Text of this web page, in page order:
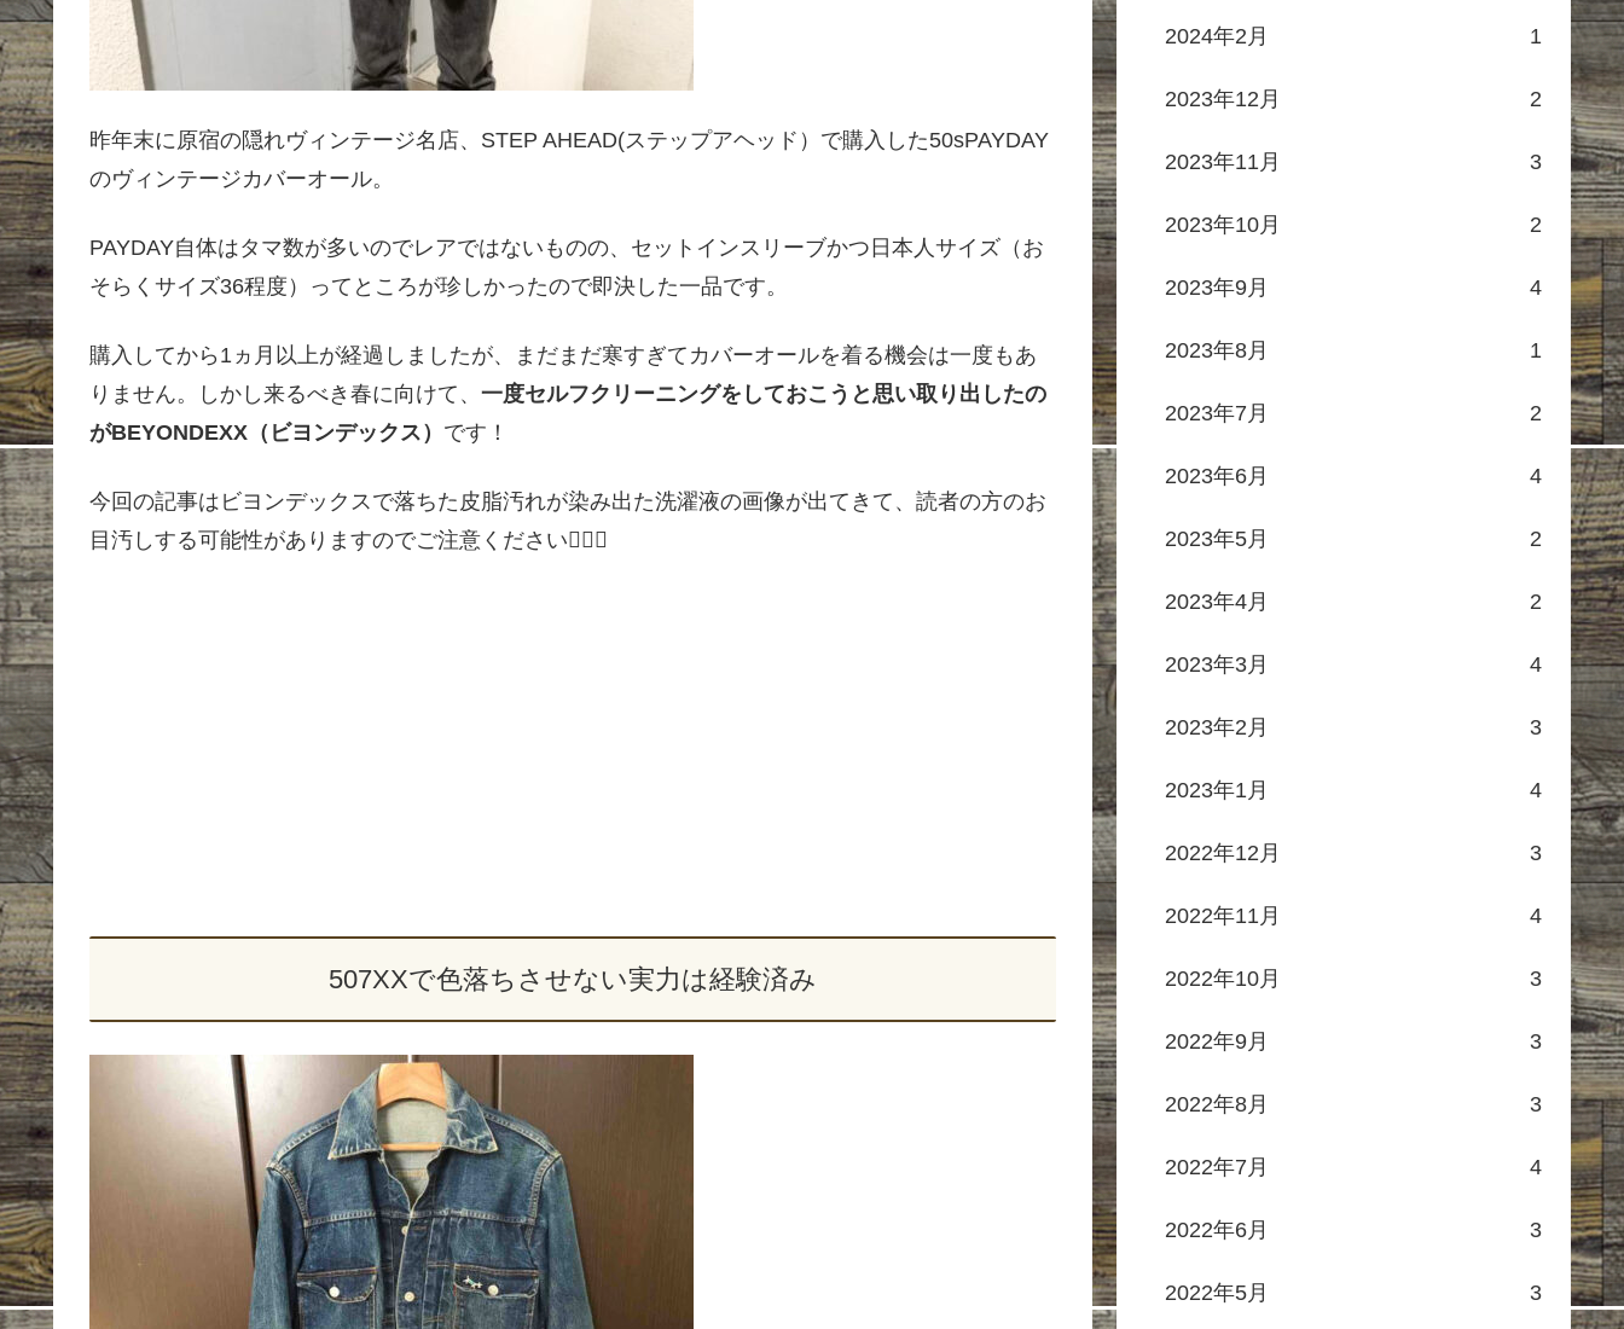
昨年末に原宿の隠れヴィンテージ名店、STEP AHEAD(ステップアヘッド）で購入した50sPAYDAY
のヴィンテージカバーオール。
PAYDAY自体はタマ数が多いのでレアではないものの、セットインスリーブかつ日本人サイズ（お
そらくサイズ36程度）ってところが珍しかったので即決した一品です。
購入してから1ヵ月以上が経過しましたが、まだまだ寒すぎてカバーオールを着る機会は一度もあ
りません。しかし来るべき春に向けて、 一度セルフクリーニングをしておこうと思い取り出したの
がBEYONDEXX（ビヨンデックス） です！
今回の記事はビヨンデックスで落ちた皮脂汚れが染み出た洗濯液の画像が出てきて、読者の方のお
目汚しする可能性がありますのでご注意ください🙇🏻‍♂️
507XXで色落ちさせない実力は経験済み
2024年2月 1
2023年12月 2
2023年11月 3
2023年10月 2
2023年9月 4
2023年8月 1
2023年7月 2
2023年6月 4
2023年5月 2
2023年4月 2
2023年3月 4
2023年2月 3
2023年1月 4
2022年12月 3
2022年11月 4
2022年10月 3
2022年9月 3
2022年8月 3
2022年7月 4
2022年6月 3
2022年5月 3